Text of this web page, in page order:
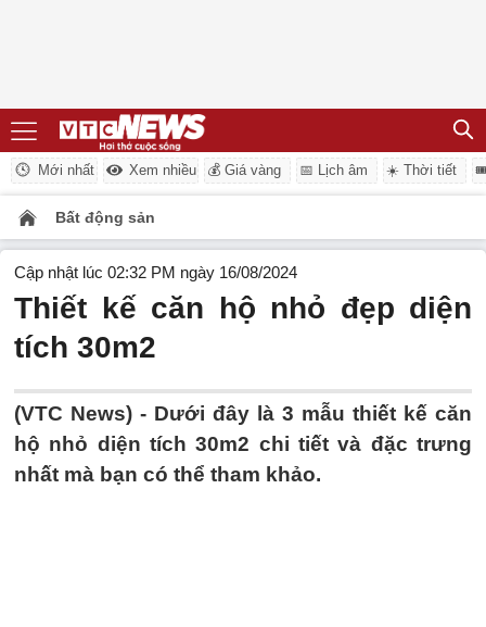
Mới nhất Xem nhiều 💰 Giá vàng 📅 Lịch âm ☀️ Thời tiết
Bất động sản
Cập nhật lúc 02:32 PM ngày 16/08/2024
Thiết kế căn hộ nhỏ đẹp diện
tích 30m2
(VTC News) - Dưới đây là 3 mẫu thiết kế căn
hộ nhỏ diện tích 30m2 chi tiết và đặc trưng
nhất mà bạn có thể tham khảo.